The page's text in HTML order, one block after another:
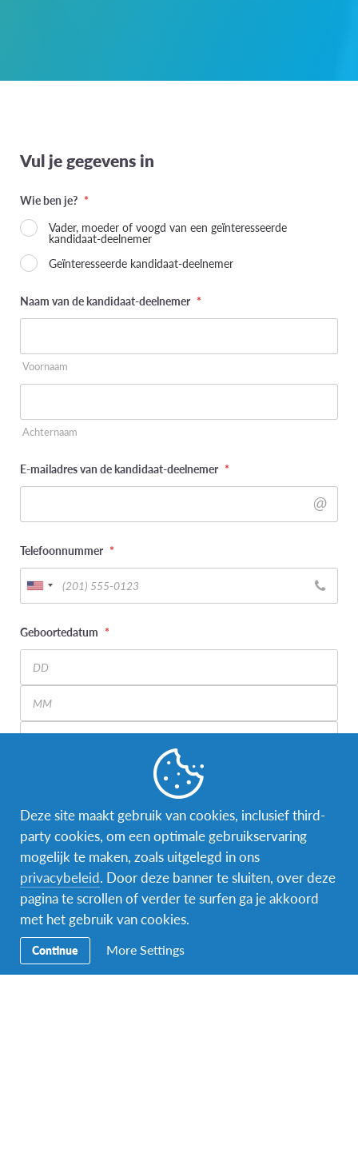
Vul je gegevens in
Wie ben je? *
Vader, moeder of voogd van een geïnteresseerde
kandidaat-deelnemer
Geïnteresseerde kandidaat-deelnemer
Naam van de kandidaat-deelnemer *
Voornaam
Achternaam
E-mailadres van de kandidaat-deelnemer *
Telefoonnummer *
Geboortedatum *
Day
Month
Wat is uw genderidentiteit? (kandidaat-deelnemer)
Naam van de voogd/ouder *
Voornaam
Deze site maakt gebruik van cookies, inclusief third-
party cookies, om een optimale gebruikservaring
mogelijk te maken, zoals uitgelegd in ons
privacybeleid. Door deze banner te sluiten, over deze
pagina te scrollen of verder te surfen ga je akkoord
met het gebruik van cookies.
Continue More Settings